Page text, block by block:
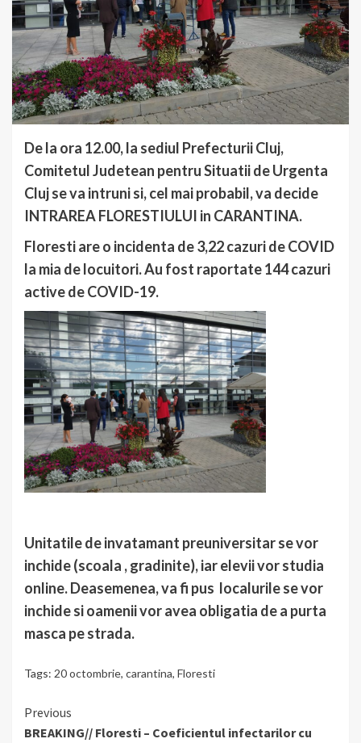
De la ora 12.00, la sediul Prefecturii Cluj,
Comitetul Judetean pentru Situatii de Urgenta
Cluj se va intruni si, cel mai probabil, va decide
INTRAREA FLORESTIULUI in CARANTINA.
Floresti are o incidenta de 3,22 cazuri de COVID
la mia de locuitori. Au fost raportate 144 cazuri
active de COVID-19.
Unitatile de invatamant preuniversitar se vor
inchide (scoala , gradinite), iar elevii vor studia
online. Deasemenea, va fi pus localurile se vor
inchide si oamenii vor avea obligatia de a purta
masca pe strada.
Tags: 20 octombrie, carantina, Floresti
Continue
Previous
BREAKING// Floresti – Coeficientul infectarilor cu